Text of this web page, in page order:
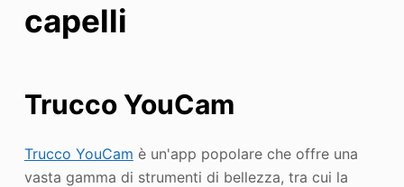
capelli
Trucco YouCam
Trucco YouCam è un'app popolare che offre una
vasta gamma di strumenti di bellezza, tra cui la